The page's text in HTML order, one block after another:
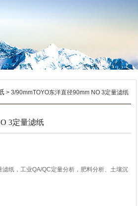
> 3/90mmTOYO东洋直径90mm NO 3定量滤纸
3定量滤纸
纸，工业QA/QC定量分析，肥料分析、土壤沉